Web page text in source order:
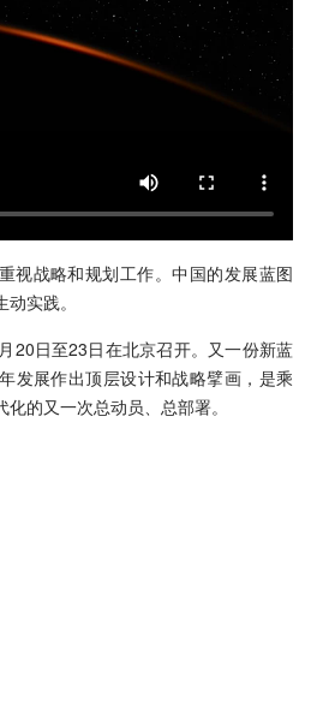
视战略和规划工作。中国的发展蓝图
实践。
20日至23日在北京召开。又一份新蓝
发展作出顶层设计和战略擘画，是乘
的又一次总动员、总部署。